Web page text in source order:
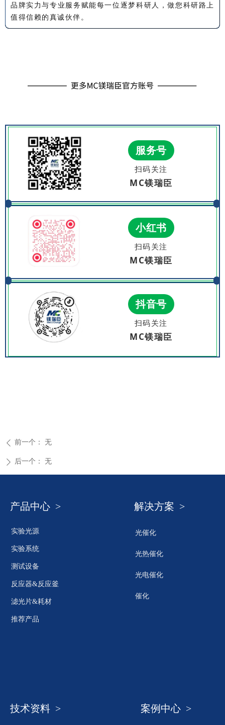
品牌实力与专业服务赋能每一位逐梦科研人，做您科研路上
值得信赖的真诚伙伴。
服务号
扫码关注
MC镁瑞臣
小红书
扫码关注
MC镁瑞臣
抖音号
扫码关注
MC镁瑞臣
ꄴ 前一个： 无
ꄲ 后一个： 无
产品中心 >
实验光源
实验系统
测试设备
反应器&反应釜
滤光片&耗材
推荐产品
解决方案 >
光催化
光热催化
光电催化
催化
技术资料 > 案例中心 >